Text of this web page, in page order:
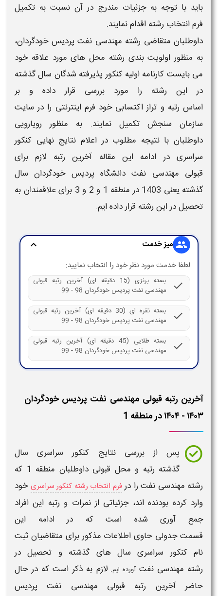
باید با توجه به جزئیات مندرج در آن نسبت به تکمیل
فرم انتخاب رشته اقدام نمایند.
داوطلبان متقاضی رشته مهندسی نفت پردیس خودگردان،
به منظور اولویت بندی رشته محل های مورد علاقه خود
می بایست کارنامه اولیه کنکور پذیرفته شدگان سال گذشته
در این رشته را مورد بررسی قرار داده و بر
اساس رتبهو تراز اکتسابی خود فرم اینترنتی را در سایت
سازمان سنجش تکمیل نمایند. به منظور رویارویی
داوطلبان با نتیجه مطلوب در اعلام نتایج نهایی کنکور
سراسری در ادامه این مقاله آخرین رتبه لازم برای
قبولی مهندسی نفت دانشگاهپردیس خودگردان سال
گذشته یعنی 1403
در منطقه 1 و 2 و 3 برای علاقمندان به
تحصیل در این رشته قرار داده ایم.
group میز خدمت expand_more
لطفا خدمت مورد نظر خود را انتخاب نمایید:
check
بسته برنزی (15 دقیقه ای) آخرین رتبه قبولی
مهندسی نفت پردیس خودگردان 98 - 99
check
بسته نقره ای (30 دقیقه ای) آخرین رتبه قبولی
مهندسی نفت پردیس خودگردان 98 - 99
check
بسته طلایی (45 دقیقه ای) آخرین رتبه قبولی
مهندسی نفت پردیس خودگردان 98 - 99
آخرین رتبه قبولی مهندسی نفت پردیس خودگردان
۱۴۰۳ - ۱۴۰۴ در منطقه 1
پس از بررسینتایج کنکور سراسریسال
گذشته رتبه و محل قبولی داوطلبان منطقه 1
که
رشته مهندسی نفت را درفرم انتخاب رشته کنکور سراسری خود
وارد کرده بودنده اند، جزئیاتی از نمرات و رتبه این افراد
جمع آوری شده است که در ادامه این
قسمتجدولی حاوی اطلاعات مذکور برای متقاضیان ثبت
نام کنکور سراسری سال های گذشتهو تحصیل در
رشته مهندسی نفتآورده ایم.لازم به ذکر است که در حال
حاضرآخرین رتبه قبولی مهندسی نفت پردیس